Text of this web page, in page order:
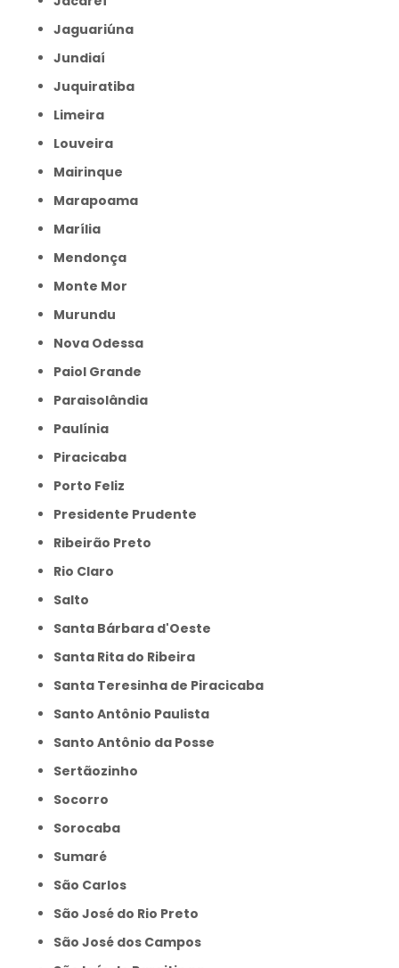
Jaguariúna
Jundiaí
Juquiratiba
Limeira
Louveira
Mairinque
Marapoama
Marília
Mendonça
Monte Mor
Murundu
Nova Odessa
Paiol Grande
Paraisolândia
Paulínia
Piracicaba
Porto Feliz
Presidente Prudente
Ribeirão Preto
Rio Claro
Salto
Santa Bárbara d'Oeste
Santa Rita do Ribeira
Santa Teresinha de Piracicaba
Santo Antônio Paulista
Santo Antônio da Posse
Sertãozinho
Socorro
Sorocaba
Sumaré
São Carlos
São José do Rio Preto
São José dos Campos